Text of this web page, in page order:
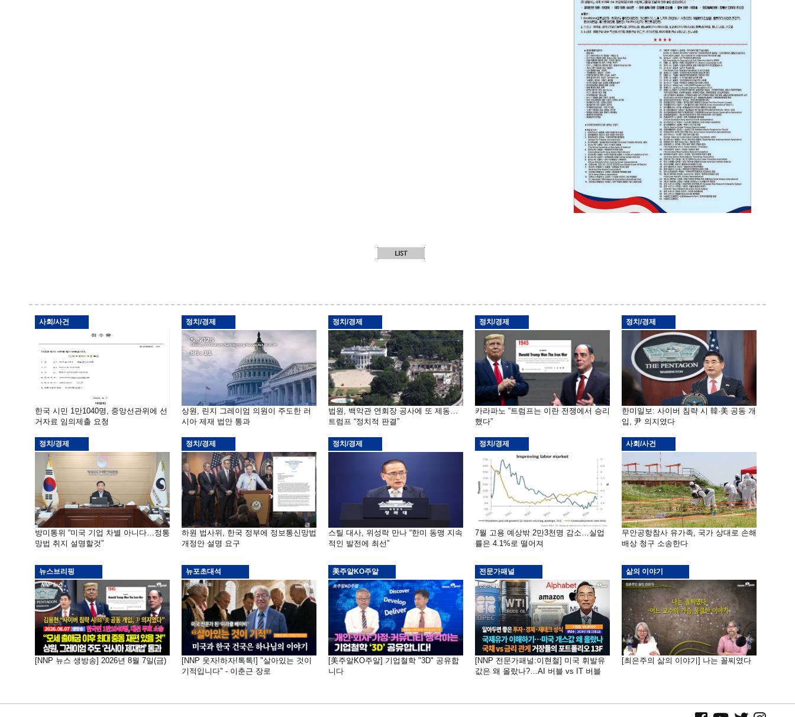
사회/사건
한국 시민 1만1040명, 중앙선관위에 선
거자료 임의제출 요청
정치/경제
상원, 린지 그레이엄 의원이 주도한 러
시아 제재 법안 통과
정치/경제
법원, 백악관 연회장 공사에 또 제동…
트럼프 “정치적 판결”
정치/경제
카라파노 “트럼프는 이란 전쟁에서 승리
했다”
정치/경제
한미일보: 사이버 침략 시 韓·美 공동 개
입, 尹 의지였다
정치/경제
방미통위 “미국 기업 차별 아니다…정통
망법 취지 설명할것”
정치/경제
하원 법사위, 한국 정부에 정보통신망법
개정안 설명 요구
정치/경제
스틸 대사, 위성락 만나 “한미 동맹 지속
적인 발전에 최선”
정치/경제
7월 고용 예상밖 2만3천명 감소…실업
률은 4.1%로 떨어져
사회/사건
무안공항참사 유가족, 국가 상대로 손해
배상 청구 소송한다
뉴스브리핑
[NNP 뉴스 생방송] 2026년 8월 7일(금)
뉴포초대석
[NNP 웃자!하자!톡톡!] "살아있는 것이
기적입니다" - 이춘근 장로
美주알KO주알
[美주알KO주알] 기업철학 "3D" 공유합
니다
전문가패널
[NNP 전문가패널:이현철] 미국 휘발유
값은 왜 올랐나?…AI 버블 vs IT 버블
삶의 이야기
[최은주의 삶의 이야기] 나는 꼴찌였다